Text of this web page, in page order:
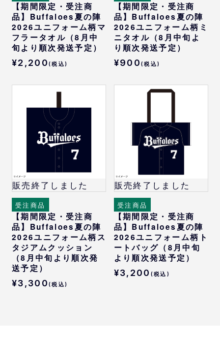
【期間限定・受注商
品】Buffaloes夏の陣
2026ユニフォーム柄マ
フラータオル（8月中
旬より順次発送予定）
¥2,200 (税込)
【期間限定・受注商
品】Buffaloes夏の陣
2026ユニフォーム柄ミ
ニタオル（8月中旬よ
り順次発送予定）
¥900(税込)
販売終了しました
受注商品
【期間限定・受注商
品】Buffaloes夏の陣
2026ユニフォーム柄ス
タジアムクッション
（8月中旬より順次発
送予定）
¥3,300 (税込)
販売終了しました
受注商品
【期間限定・受注商
品】Buffaloes夏の陣
2026ユニフォーム柄ト
ートバッグ（8月中旬
より順次発送予定）
¥3,200 (税込)